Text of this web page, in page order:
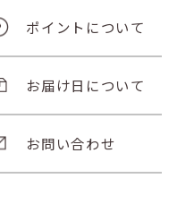
ポイントについて
お届け日について
お問い合わせ